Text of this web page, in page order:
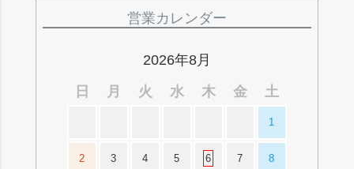
営業カレンダー
2026年8月
日
月 火 水 木 金 土
1
2 3 4 5 6 7 8